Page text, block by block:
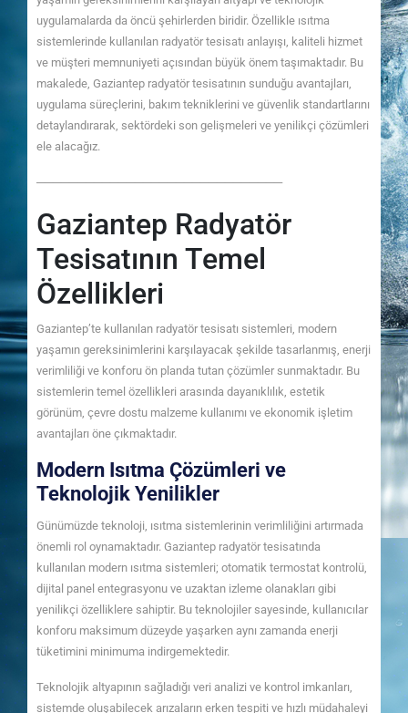
uygulamalarda da öncü şehirlerden biridir. Özellikle ısıtma
sistemlerinde kullanılan radyatör tesisatı anlayışı, kaliteli hizmet
ve müşteri memnuniyeti açısından büyük önem taşımaktadır. Bu
makalede, Gaziantep radyatör tesisatının sunduğu avantajları,
uygulama süreçlerini, bakım tekniklerini ve güvenlik standartlarını
detaylandırarak, sektördeki son gelişmeleri ve yenilikçi çözümleri
ele alacağız.
──────────────────────────────
Gaziantep Radyatör
Tesisatının Temel
Özellikleri
Gaziantep’te kullanılan radyatör tesisatı sistemleri, modern
yaşamın gereksinimlerini karşılayacak şekilde tasarlanmış, enerji
verimliliği ve konforu ön planda tutan çözümler sunmaktadır. Bu
sistemlerin temel özellikleri arasında dayanıklılık, estetik
görünüm, çevre dostu malzeme kullanımı ve ekonomik işletim
avantajları öne çıkmaktadır.
Modern Isıtma Çözümleri ve
Teknolojik Yenilikler
Günümüzde teknoloji, ısıtma sistemlerinin verimliliğini artırmada
önemli rol oynamaktadır. Gaziantep radyatör tesisatında
kullanılan modern ısıtma sistemleri; otomatik termostat kontrolü,
dijital panel entegrasyonu ve uzaktan izleme olanakları gibi
yenilikçi özelliklere sahiptir. Bu teknolojiler sayesinde, kullanıcılar
konforu maksimum düzeyde yaşarken aynı zamanda enerji
tüketimini minimuma indirgemektedir.
Teknolojik altyapının sağladığı veri analizi ve kontrol imkanları,
sistemde oluşabilecek arızaların erken tespiti ve hızlı müdahaleyi